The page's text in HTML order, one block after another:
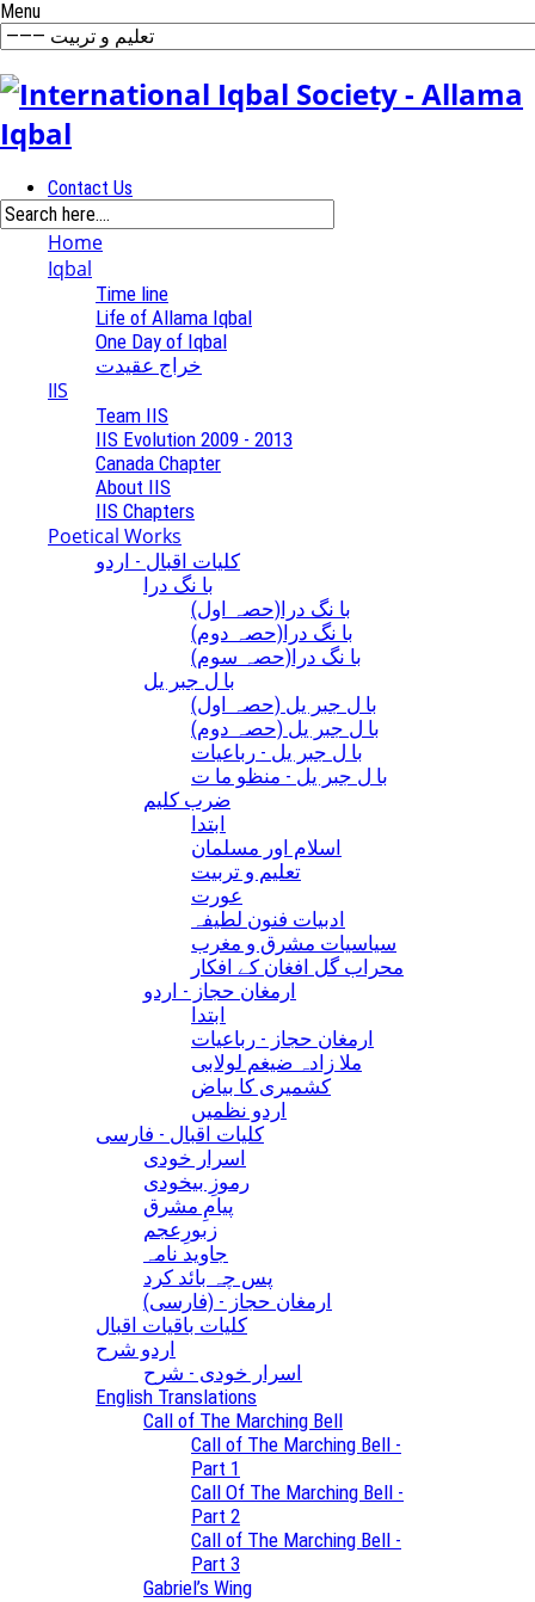
Menu
Contact Us
Home
Iqbal
Time line
Life of Allama Iqbal
One Day of Iqbal
خراج عقیدت
IIS
Team IIS
IIS Evolution 2009 - 2013
Canada Chapter
About IIS
IIS Chapters
Poetical Works
کلیات اقبال - اردو
با نگ درا
(با نگ درا(حصہ اول
(با نگ درا(حصہ دوم
(با نگ درا(حصہ سوم
با ل جبر یل
(با ل جبر یل (حصہ اول
(با ل جبر یل (حصہ دوم
با ل جبر یل - رباعيات
با ل جبر یل - منظو ما ت
ضرب کلیم
ابتدا
اسلام اور مسلمان
تعلیم و تربیت
عورت
ادبیات فنون لطیفہ
سیاسیات مشرق و مغرب
محراب گل افغان کے افکار
ارمغان حجاز - اردو
ابتدا
ارمغان حجاز - رباعیات
ملا زادہ ضیغم لولابی
کشمیری کا بیاض
اردو نظمیں
کلیات اقبال - فارسی
اسرار خودی
رموزِ بیخودی
پیامِ مشرق
زبورِعجم
جاوید نامہ
پس چہ بائد کرد
(ارمغان حجاز - (فارسی
کلیات باقیات اقبال
اردو شرح
اسرار خودی - شرح
English Translations
Call of The Marching Bell
Call of The Marching Bell -
Part 1
Call Of The Marching Bell -
Part 2
Call of The Marching Bell -
Part 3
Gabriel’s Wing